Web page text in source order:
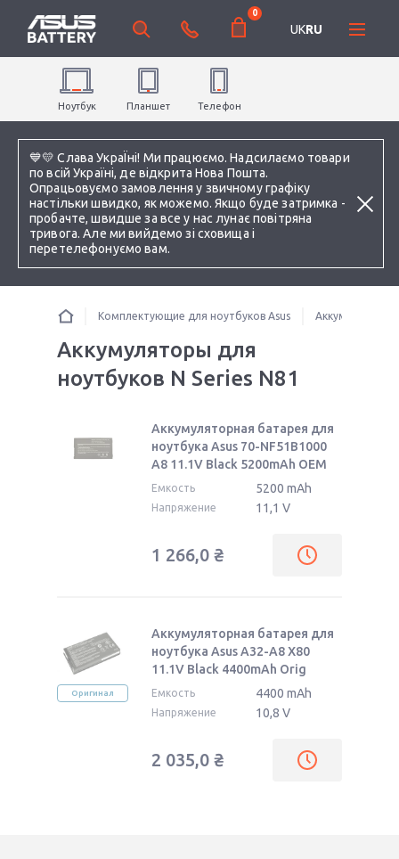
💙💛 Слава УкраЇні! Ми працюємо. Надсилаємо товари
по всій Україні, де відкрита Нова Пошта.
Опрацьовуємо замовлення у звичному графіку
настільки швидко, як можемо. Якщо буде затримка -
пробачте, швидше за все у нас лунає повітряна
тривога. Але ми вийдемо зі сховища і
перетелефонуємо вам.
0
UKRU
Ноутбук Планшет Телефон
Комплектующие для ноутбуков Asus Аккумуляторы
Аккумуляторы для
ноутбуков N Series N81
Аккумуляторная батарея для
ноутбука Asus 70-NF51B1000
A8 11.1V Black 5200mAh OEM
Емкость 5200 mAh
Напряжение 11,1 V
1 266,0 ₴
Оригинал
Аккумуляторная батарея для
ноутбука Asus A32-A8 X80
11.1V Black 4400mAh Orig
Емкость 4400 mAh
Напряжение 10,8 V
2 035,0 ₴